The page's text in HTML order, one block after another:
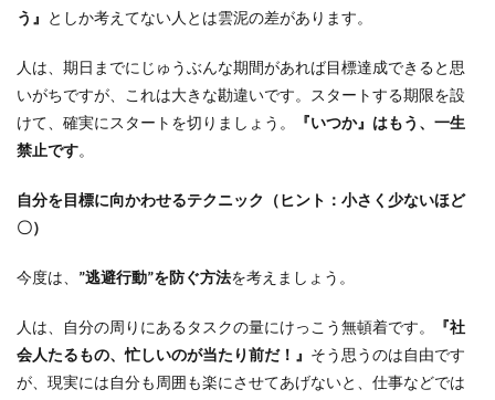
う』 としか考えてない人とは雲泥の差があります。
人は、期日までにじゅうぶんな期間があれば目標達成できると思
いがちですが、これは大きな勘違いです。スタートする期限を設
けて、確実にスタートを切りましょう。
『いつか』 はもう、一生
禁止です。
自分を目標に向かわせるテクニック（ヒント：小さく少ないほど
〇）
今度は、 ”逃避行動”を防ぐ方法を考えましょう。
人は、自分の周りにあるタスクの量にけっこう無頓着です。
『社
会人たるもの、忙しいのが当たり前だ！』 そう思うのは自由です
が、現実には自分も周囲も楽にさせてあげないと、仕事などでは